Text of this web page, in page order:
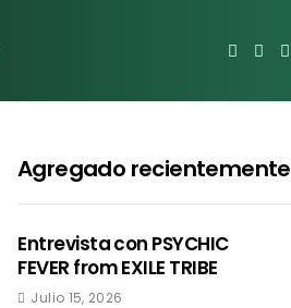
Agregado recientemente
Entrevista con PSYCHIC
FEVER from EXILE TRIBE
Julio 15, 2026